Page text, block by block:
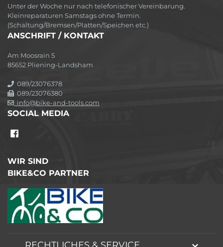
Unter der Woche nur nach telefonischer Vereinbarung.
Kleinreparaturen Samstags ohne Termin.
(Schaltung/Bremsen/Platten/Speichen etc.)
ANSCHRIFT / KONTAKT
Am Moosrain 5
85652 Pliening-Landsham
089/23076378
089/23076380
info@bike-and-tools.com
SOCIAL MEDIA
WIR SIND
BIKE&CO PARTNER